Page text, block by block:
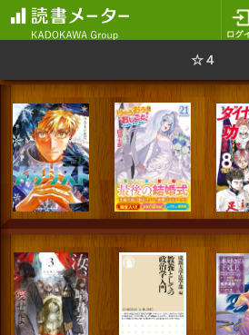
☆４
スマートフォン版
利用規約 個人情報保護基本
Cookie等の利用に関するガイド
サイトアクセス情報の取得につ